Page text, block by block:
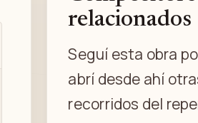
relacionados
Seguí esta obra
abrí desde ahí
recorridos del